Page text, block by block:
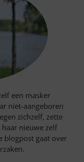
een masker
niet-aangeboren
zichzelf, zette
nieuwe zelf
blogpost gaat over